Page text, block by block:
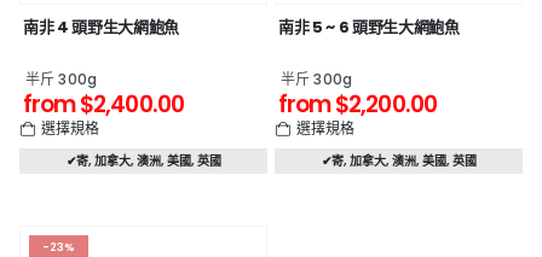
南非 4 頭野生大網鮑魚
半斤 300g
from$2,400.00
選擇規格
✔寄, 加拿大, 澳洲, 美國, 英國
南非 5 ~ 6 頭野生大網鮑魚
半斤 300g
from$2,200.00
選擇規格
✔寄, 加拿大, 澳洲, 美國, 英國
-23%